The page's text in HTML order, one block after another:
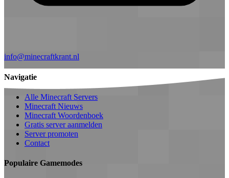
info@minecraftkrant.nl
Navigatie
Alle Minecraft Servers
Minecraft Nieuws
Minecraft Woordenboek
Gratis server aanmelden
Server promoten
Contact
Populaire Gamemodes